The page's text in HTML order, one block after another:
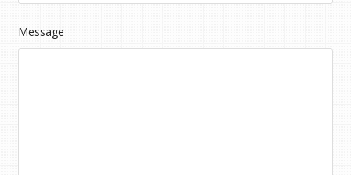
Message